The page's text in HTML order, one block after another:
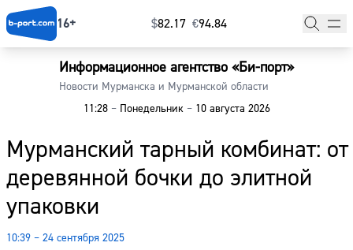
16+ $⁠82.17 €⁠94.84
Информационное агентство «Би-порт»
Новости Мурманска и Мурманской области
11:28 –Понедельник –10 августа 2026
Мурманский тарный комбинат: от
деревянной бочки до элитной
упаковки
10:39 – 24 сентября 2025
Главная
Наши гости
Фоторепортажи
Погода